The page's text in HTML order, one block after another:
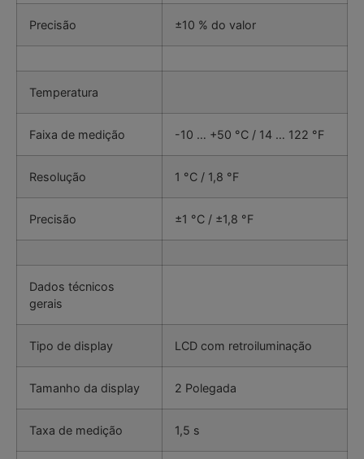
Precisão ±10 % do valor
Temperatura
Faixa de medição -10 … +50 °C / 14 … 122 °F
Resolução 1 °C / 1,8 °F
Precisão ±1 °C / ±1,8 °F
Dados técnicos
gerais
Tipo de display LCD com retroiluminação
Tamanho da display 2 Polegada
Taxa de medição 1,5 s